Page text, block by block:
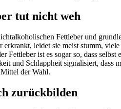
tut nicht weh
Fettleber und
erkrankt, leidet sie meist stumm,
Fettleber ist es sogar so, dass
und Schlappheit signalisiert, dass
der Wahl.
zurückbilden